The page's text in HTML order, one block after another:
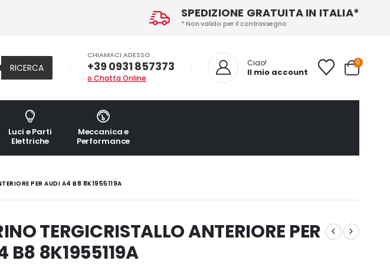
SPEDIZIONE GRATUITA IN ITALIA*
* Non valido per il contrassegno
RICERCA
CHIAMACI ADESSO
+39 0931 857373
o Chatta Online
Ciao!
Il mio account
0
Luci e Parti
Elettriche
Meccanica e
Performance
PER AUDI A4 B8 8K1955119A
TERGICRISTALLO ANTERIORE PER
B8 8K1955119A